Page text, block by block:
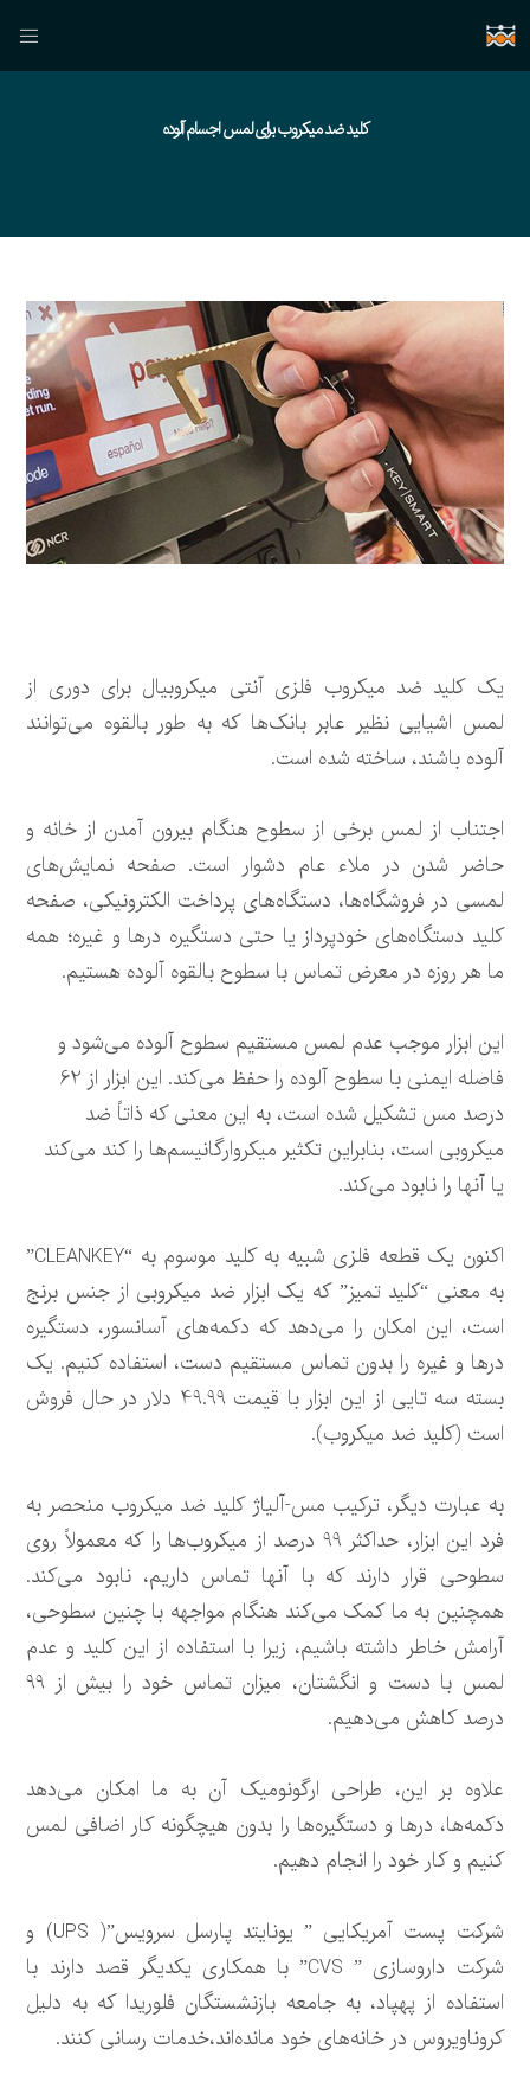
کلید ضد میکروب برای لمس اجسام آلوده
یک کلید ضد میکروب فلزی آنتی میکروبیال برای دوری از
لمس اشیایی نظیر عابر بانک‌ها که به طور بالقوه می‌توانند
آلوده باشند، ساخته شده است.
اجتناب از لمس برخی از سطوح هنگام بیرون آمدن از خانه و
حاضر شدن در ملاء عام دشوار است. صفحه نمایش‌های
لمسی در فروشگاه‌ها، دستگاه‌های پرداخت الکترونیکی، صفحه
کلید دستگاه‌های خودپرداز یا حتی دستگیره درها و غیره؛ همه
ما هر روزه در معرض تماس با سطوح بالقوه آلوده هستیم.
این ابزار موجب عدم لمس مستقیم سطوح آلوده می‌شود و
فاصله ایمنی با سطوح آلوده را حفظ می‌کند. این ابزار از 62
درصد مس تشکیل شده است، به این معنی که ذاتاً ضد
میکروبی است، بنابراین تکثیر میکروارگانیسم‌ها را کند می‌کند
یا آنها را نابود می‌کند.
اکنون یک قطعه فلزی شبیه به کلید موسوم به “CLEANKEY”
به معنی “کلید تمیز” که یک ابزار ضد میکروبی از جنس برنج
است، این امکان را می‌دهد که دکمه‌های آسانسور، دستگیره
درها و غیره را بدون تماس مستقیم دست، استفاده کنیم. یک
بسته سه تایی از این ابزار با قیمت 49.99 دلار در حال فروش
است (کلید ضد میکروب).
به عبارت دیگر، ترکیب مس-آلیاژ کلید ضد میکروب منحصر به
فرد این ابزار، حداکثر 99 درصد از میکروب‌ها را که معمولاً روی
سطوحی قرار دارند که با آنها تماس داریم، نابود می‌کند.
همچنین به ما کمک می‌کند هنگام مواجهه با چنین سطوحی،
آرامش خاطر داشته باشیم، زیرا با استفاده از این کلید و عدم
لمس با دست و انگشتان، میزان تماس خود را بیش از 99
درصد کاهش می‌دهیم.
علاوه بر این، طراحی ارگونومیک آن به ما امکان می‌دهد
دکمه‌ها، درها و دستگیره‌ها را بدون هیچگونه کار اضافی لمس
کنیم و کار خود را انجام دهیم.
شرکت پست آمریکایی ” یونایتد پارسل سرویس”( UPS) و
شرکت داروسازی ” CVS” با همکاری یکدیگر قصد دارند با
استفاده از پهپاد، به جامعه بازنشستگان فلوریدا که به دلیل
کروناویروس در خانه‌های خود مانده‌اند،‌خدمات رسانی کنند.